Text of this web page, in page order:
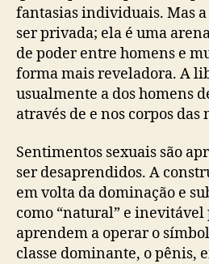
fantasias individuais. Mas a
ser privada; ela é uma
de poder entre homens e
forma mais reveladora. A
usualmente a dos homens
através de e nos corpos das
Sentimentos sexuais são
ser desaprendidos. A
em volta da dominação e
como “natural” e
aprendem a operar o
classe dominante, o pênis,